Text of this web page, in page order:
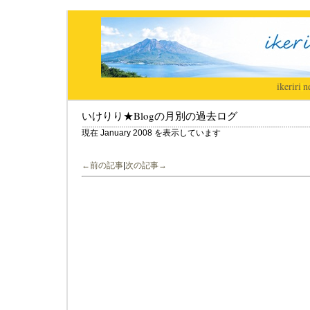
ikeriri|
いけりり★Blogの月別の過去ログ
現在 January 2008 を表示しています
←前の記事 次の記事→